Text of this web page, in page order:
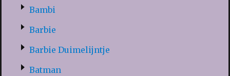
Bambi
Barbie
Barbie Duimelijntje
Batman